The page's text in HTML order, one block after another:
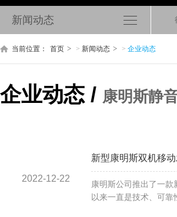
新闻动态
当前位置： 首页 > 新闻动态 > 企业动态
企业动态 / 康明斯静
2022-12-22
新型康明斯双机移
康明斯公司推出了一
以来一直是技术、可